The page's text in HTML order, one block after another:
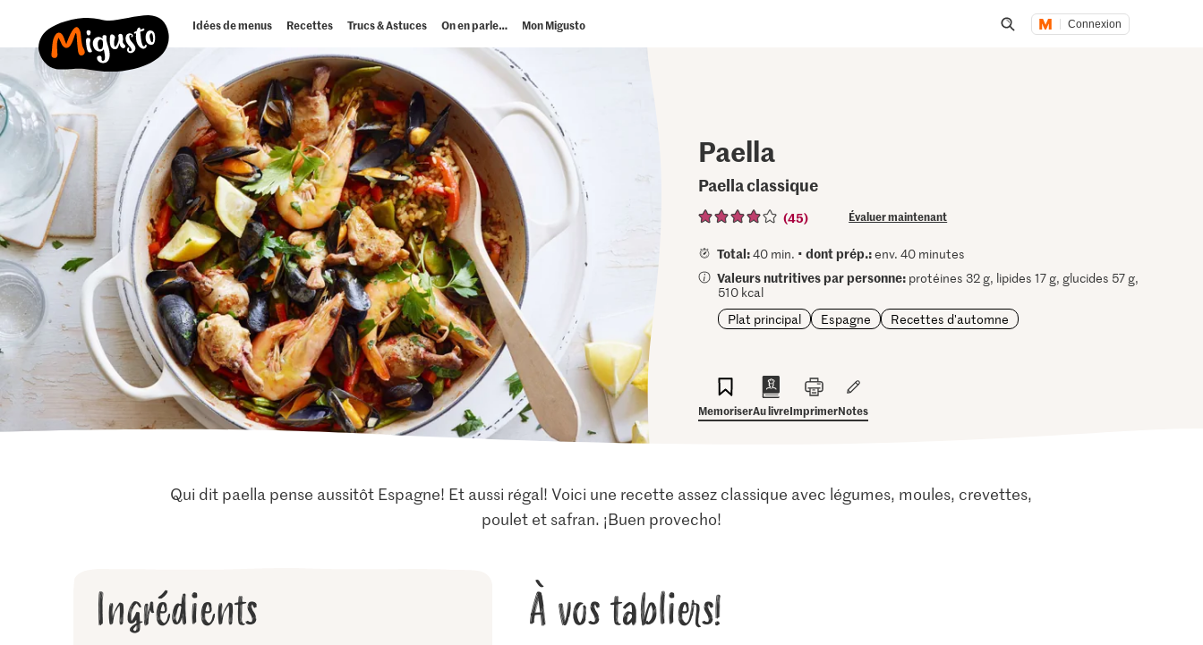
Idées de menus Recettes Trucs & Astuces On en parle… Mon Migusto Connexion
Paella
Paella classique
(45) Évaluer maintenant
Total:40 min. •dont prép.:env. 40 minutes
Valeurs nutritives par personne: protéines 32 g, lipides 17 g, glucides 57 g,
510 kcal
Plat principal
Espagne Recettes d'automne
MemoriserAu livreImprimerNotes
Qui dit paella pense aussitôt Espagne! Et aussi régal! Voici une recette assez classique avec légumes, moules, crevettes,
poulet et safran. ¡Buen provecho!
Ingrédients À vos tabliers!